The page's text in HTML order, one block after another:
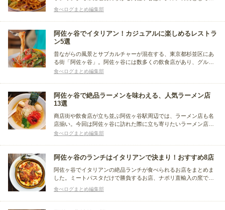
有名です。イタリアン、和食、中華、カフェの名店が林立し、食
通たちも足繁く通っているとか。ここで紹介するお店ならいつ出
かけても絶品ランチが食べられること間違いなし！ぜひ訪ねてく
ださいね。
食べログまとめ編集部
阿佐ヶ谷でイタリアン！カジュアルに楽しめるレストラ
ン5選
昔ながらの風景とサブカルチャーが混在する、東京都杉並区にあ
る街「阿佐ヶ谷」。阿佐ヶ谷には数多くの飲食店があり、グルメ
なスポットとしても知られています。今回はそんな阿佐ヶ谷でぜ
食べログまとめ編集部
阿佐ヶ谷で絶品ラーメンを味わえる、人気ラーメン店
13選
商店街や飲食店が立ち並ぶ阿佐ヶ谷駅周辺では、ラーメン店も名
店揃い。今回は阿佐ヶ谷に訪れた際に立ち寄りたいラーメン店を
駅北口、南口方面とエリア別にまとめました。同僚とのランチ、
食べログまとめ編集部
阿佐ヶ谷のランチはイタリアンで決まり！おすすめ8店
阿佐ヶ谷でイタリアンの絶品ランチが食べられるお店をまとめま
した。ミートパスタだけで勝負するお店、ナポリ直輸入の窯で焼
き上げる絶品ピッツァのお店、マクロビメニューのあるお店、地
元に根付いた老舗など、それぞれ個性とこだわりを持った名店ば
かりです。美味しくて大満足のイタリアンランチを楽しんでくだ
食べログまとめ編集部